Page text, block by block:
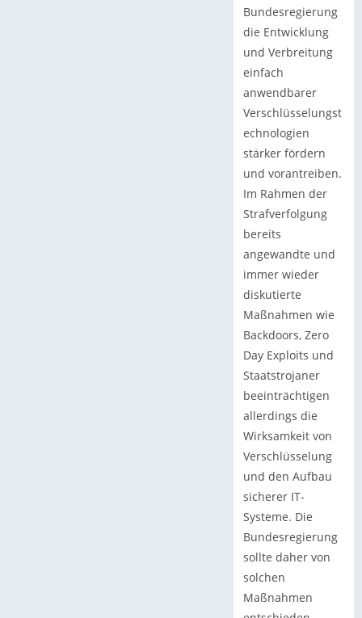
Bundesregierung
die Entwicklung
und Verbreitung
einfach
anwendbarer
Verschlüsselungst
echnologien
stärker fördern
und vorantreiben.
Im Rahmen der
Strafverfolgung
bereits
angewandte und
immer wieder
diskutierte
Maßnahmen wie
Backdoors, Zero
Day Exploits und
Staatstrojaner
beeinträchtigen
allerdings die
Wirksamkeit von
Verschlüsselung
und den Aufbau
sicherer IT-
Systeme. Die
Bundesregierung
sollte daher von
solchen
Maßnahmen